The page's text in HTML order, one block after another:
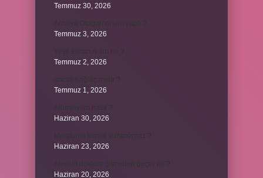
Temmuz 30, 2026
Temmuz 3, 2026
Temmuz 2, 2026
Temmuz 1, 2026
Haziran 30, 2026
Haziran 23, 2026
Haziran 20, 2026